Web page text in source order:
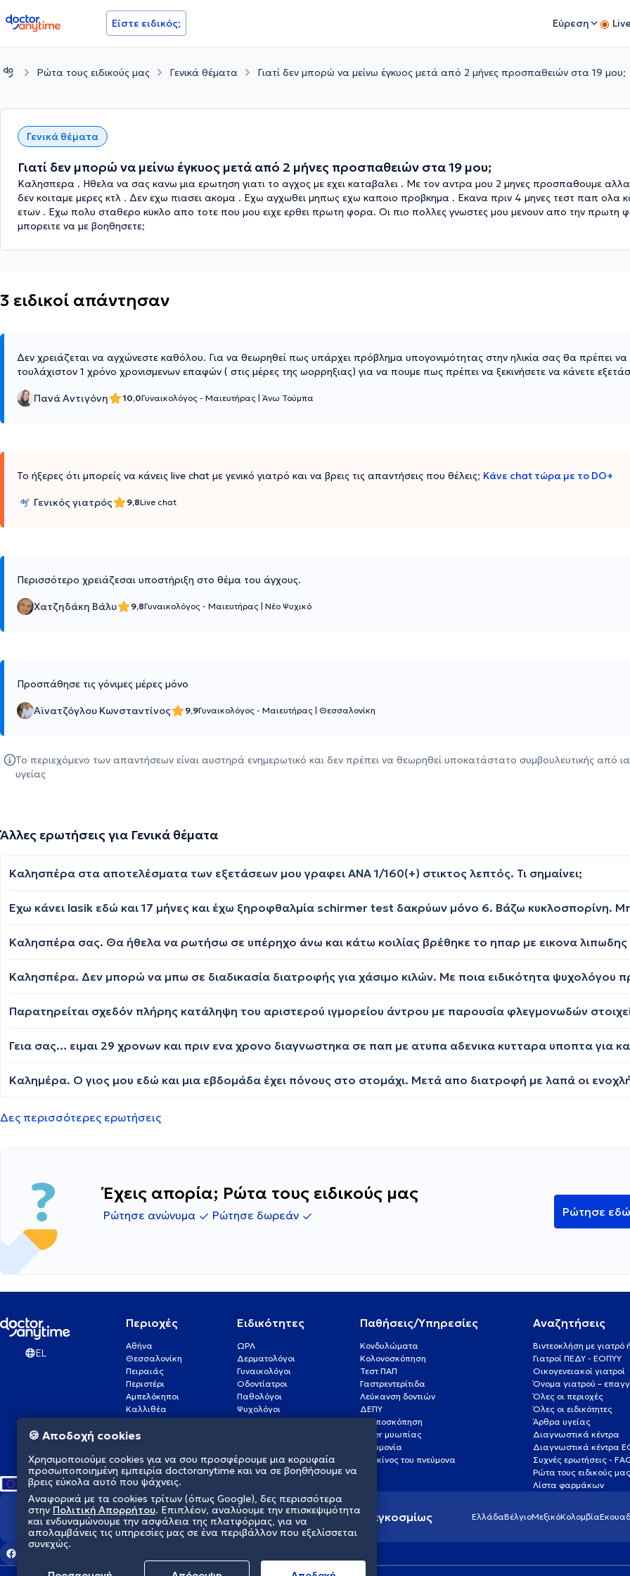
doctoranytime Είστε ειδικός; Εύρεση
Ρώτα τους ειδικούς μας Γενικά θέματα Γιατί δεν μπορώ να μείνω έγκυος μετά από 2 μήνες προσπαθειών στα 19 μου;
Γενικά θέματα
Γιατί δεν μπορώ να μείνω έγκυος μετά από 2 μήνες προσπαθειών στα 19 μου;
Καλησπερα . Ηθελα να σας κανω μια ερωτηση γιατι το αγχος με εχει καταβαλει . Με τον αντρα μου 2 μηνες προσπαθουμε αλλα
δεν κοιταμε μερες κτλ . Δεν εχω πιασει ακομα . Εχω αγχωθει μηπως εχω καποιο προβκημα . Εκανα πριν 4 μηνες τεστ παπ ολα
ετων . Εχω πολυ σταθερο κυκλο απο τοτε που μου ειχε ερθει πρωτη φορα. Οι πιο πολλες γνωστες μου μενουν απο την
μπορειτε να με βοηθησετε;
3 ειδικοί απάντησαν
Δεν χρειάζεται να αγχώνεστε καθόλου. Για να θεωρηθεί πως υπάρχει πρόβλημα υπογονιμότητας στην ηλικία σας θα πρέπει
τουλάχιστον 1 χρόνο χρονισμενων επαφών ( στις μέρες της ωορρηξιας) για να πουμε πως πρέπει να ξεκινήσετε να κάνετε
Πανά Αντιγόνη 10,0Γυναικολόγος - Μαιευτήρας Άνω Τούμπα
Το ήξερες ότι μπορείς να κάνεις live chat με γενικό γιατρό και να βρεις τις απαντήσεις που θέλεις; Κάνε chat τώρα με το DO+
Γενικός γιατρός 9,8Live chat
Περισσότερο χρειάζεσαι υποστήριξη στο θέμα του άγχους.
Χατζηδάκη Βάλυ 9,8Γυναικολόγος - Μαιευτήρας Νέο Ψυχικό
Προσπάθησε τις γόνιμες μέρες μόνο
Αϊνατζόγλου Κωνσταντίνος 9,9Γυναικολόγος - Μαιευτήρας Θεσσαλονίκη
Το περιεχόμενο των απαντήσεων είναι αυστηρά ενημερωτικό και δεν πρέπει να θεωρηθεί υποκατάστατο συμβουλευτικής από
υγείας
Άλλες ερωτήσεις για Γενικά θέματα
Καλησπέρα στα αποτελέσματα των εξετάσεων μου γραφει ΑΝΑ 1/160(+) στικτος λεπτός. Τι σημαίνει;
Δες περισσότερες ερωτήσεις
Έχεις απορία; Ρώτα τους ειδικούς μας
Ρώτησε ανώνυμα Ρώτησε δωρεάν Ρώτησε εδώ
EL
Περιοχές
Αθήνα
Θεσσαλονίκη
Πειραιάς
Περιστέρι
Αμπελόκηποι
Καλλιθέα
Γλυφάδα
Νέα Σμύρνη
Ειδικότητες
ΩΡΛ
Δερματολόγοι
Γυναικολόγοι
Οδοντίατροι
Παθολόγοι
Ψυχολόγοι
Καρδιολόγοι
Παθήσεις/Υπηρεσίες
Κονδυλώματα
Κολονοσκόπηση
Τεστ ΠΑΠ
Γαστρεντερίτιδα
Λεύκανση δοντιών
ΔΕΠΥ
Κολποσκόπηση
Laser μυωπίας
Πνευμονία
Καρκίνος του πνεύμονα
Αναζητήσεις
Βιντεοκλήση με
Γιατροί ΠΕΔΥ - ΕΟΠΥΥ
Οικογενειακοί γιατροί
Όνομα γιατρού –
Όλες οι περιοχές
Όλες οι ειδικότητες
Άρθρα υγείας
Διαγνωστικά κέντρα
Διαγνωστικά κέντρα
Συχνές ερωτήσεις -
Ρώτα τους ειδικούς μας
Λίστα φαρμάκων
Διαμορφώνουμε το μέλλον της υγείας παγκοσμίως ΕλλάδαΒέλγιοΜεξικόΚολομβία
🍪 Αποδοχή cookies
Χρησιμοποιούμε cookies για να σου προσφέρουμε μια κορυφαία
προσωποποιημένη εμπειρία doctoranytime και να σε βοηθήσουμε να
βρεις εύκολα αυτό που ψάχνεις.
Αναφορικά με τα cookies τρίτων (όπως Google), δες περισσότερα
στην Πολιτική Απορρήτου. Επιπλέον, αναλύουμε την επισκεψιμότητα
και ενδυναμώνουμε την ασφάλεια της πλατφόρμας, για να
απολαμβάνεις τις υπηρεσίες μας σε ένα περιβάλλον που εξελίσσεται
συνεχώς.